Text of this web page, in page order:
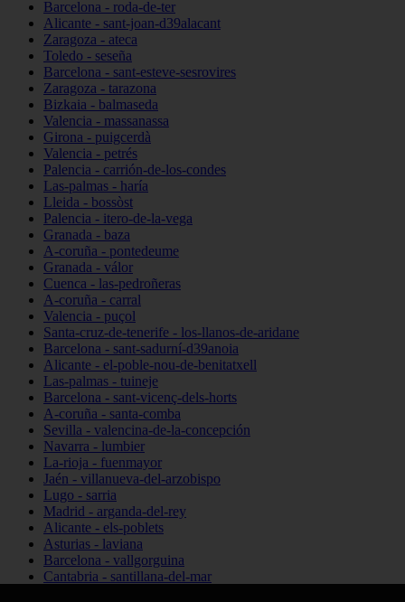
Barcelona - roda-de-ter
Alicante - sant-joan-d39alacant
Zaragoza - ateca
Toledo - seseña
Barcelona - sant-esteve-sesrovires
Zaragoza - tarazona
Bizkaia - balmaseda
Valencia - massanassa
Girona - puigcerdà
Valencia - petrés
Palencia - carrión-de-los-condes
Las-palmas - haría
Lleida - bossòst
Palencia - itero-de-la-vega
Granada - baza
A-coruña - pontedeume
Granada - válor
Cuenca - las-pedroñeras
A-coruña - carral
Valencia - puçol
Santa-cruz-de-tenerife - los-llanos-de-aridane
Barcelona - sant-sadurní-d39anoia
Alicante - el-poble-nou-de-benitatxell
Las-palmas - tuineje
Barcelona - sant-vicenç-dels-horts
A-coruña - santa-comba
Sevilla - valencina-de-la-concepción
Navarra - lumbier
La-rioja - fuenmayor
Jaén - villanueva-del-arzobispo
Lugo - sarria
Madrid - arganda-del-rey
Alicante - els-poblets
Asturias - laviana
Barcelona - vallgorguina
Cantabria - santillana-del-mar